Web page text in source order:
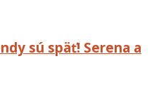
sú späť! Serena a